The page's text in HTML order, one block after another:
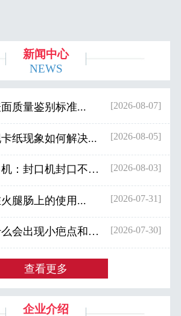
新闻中心
NEWS
质量鉴别标准... [2026-08-07]
纸现象如何解决... [2026-08-05]
全自动封口机：封口机封口不好应检查什... [2026-08-03]
腿肠上的使用... [2026-07-31]
复合膜为什么会出现小疤点和波浪纹... [2026-07-30]
查看更多
企业介绍